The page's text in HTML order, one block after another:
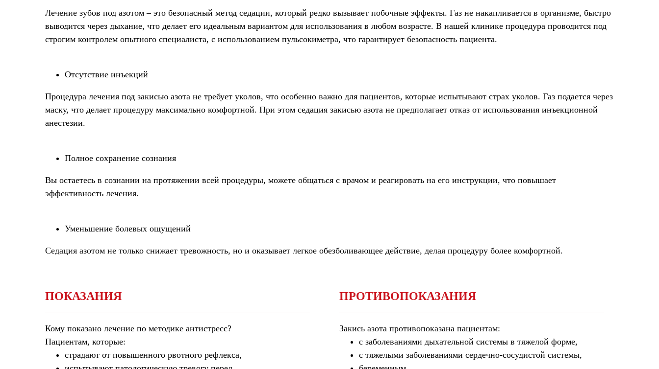
Лечение зубов под азотом – это безопасный метод седации, который редко вызывает побочные эффекты. Газ не накапливается в организме, быстро
выводится через дыхание, что делает его идеальным вариантом для использования в любом возрасте. В нашей клинике процедура проводится под
строгим контролем опытного специалиста, с использованием пульсокиметра, что гарантирует безопасность пациента.
Отсутствие инъекций
Процедура лечения под закисью азота не требует уколов, что особенно важно для пациентов, которые испытывают страх уколов. Газ подается через
маску, что делает процедуру максимально комфортной. При этом седация закисью азота не предполагает отказ от использования инъекционной
анестезии.
Полное сохранение сознания
Вы остаетесь в сознании на протяжении всей процедуры, можете общаться с врачом и реагировать на его инструкции, что повышает
эффективность лечения.
Уменьшение болевых ощущений
Седация азотом не только снижает тревожность, но и оказывает легкое обезболивающее действие, делая процедуру более комфортной.
ПОКАЗАНИЯ
Кому показано лечение по методике антистресс?
Пациентам, которые:
страдают от повышенного рвотного рефлекса,
ПРОТИВОПОКАЗАНИЯ
Закись азота противопоказана пациентам:
с заболеваниями дыхательной системы в тяжелой форме,
с тяжелыми заболеваниями сердечно-сосудистой системы,